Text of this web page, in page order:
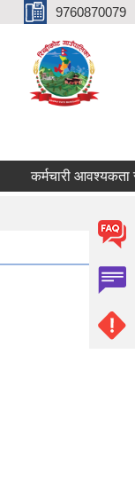
9760870079
कर्मचारी आवश्यकता